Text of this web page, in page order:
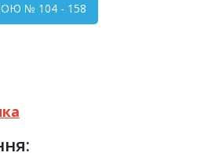
№ 104 - 158